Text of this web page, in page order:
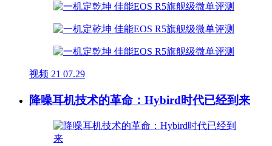
视频 21 07.29
降噪耳机技术的革命：Hybird时代已经到来